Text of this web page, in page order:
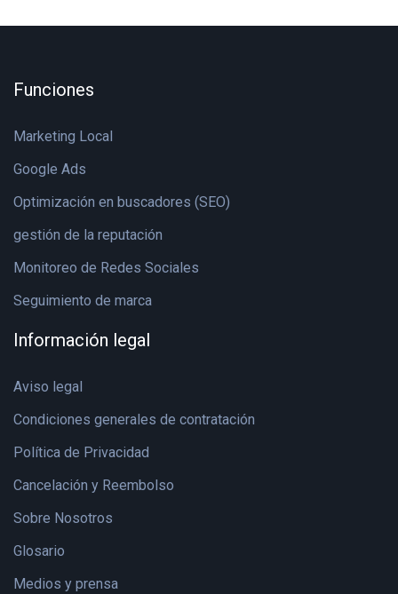
Funciones
Marketing Local
Google Ads
Optimización en buscadores (SEO)
gestión de la reputación
Monitoreo de Redes Sociales
Seguimiento de marca
Información legal
Aviso legal
Condiciones generales de contratación
Política de Privacidad
Cancelación y Reembolso
Sobre Nosotros
Glosario
Medios y prensa